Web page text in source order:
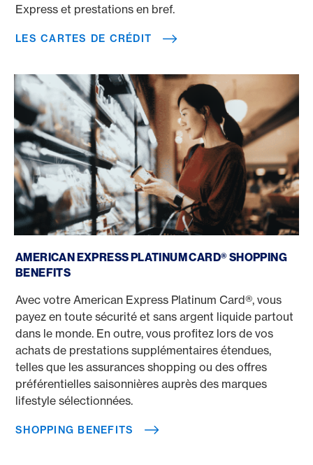
Express et prestations en bref.
LES CARTES DE CRÉDIT
AMERICAN EXPRESS PLATINUM CARD® SHOPPING
BENEFITS
Avec votre American Express Platinum Card®, vous
payez en toute sécurité et sans argent liquide partout
dans le monde. En outre, vous profitez lors de vos
achats de prestations supplémentaires étendues,
telles que les assurances shopping ou des offres
préférentielles saisonnières auprès des marques
lifestyle sélectionnées.
SHOPPING BENEFITS